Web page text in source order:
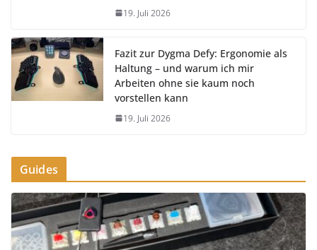
19. Juli 2026
Fazit zur Dygma Defy: Ergonomie als
Haltung – und warum ich mir
Arbeiten ohne sie kaum noch
vorstellen kann
19. Juli 2026
Guides